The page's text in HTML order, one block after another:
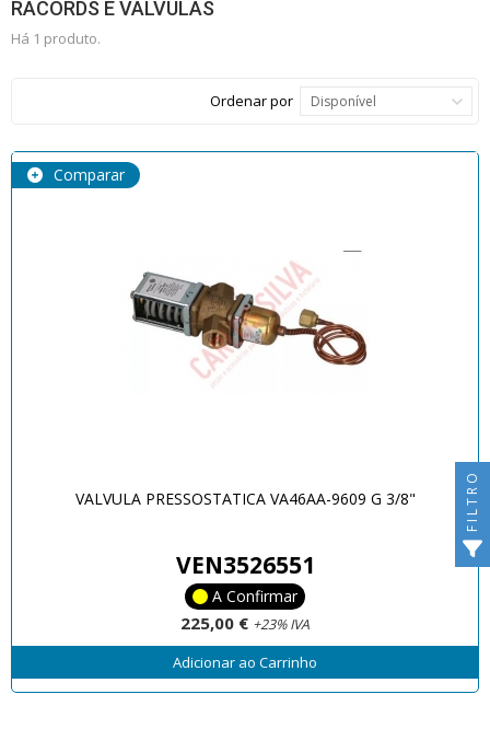
RACORDS E VÁLVULAS
Há 1 produto.
Ordenar por Disponível
Comparar
VALVULA PRESSOSTATICA VA46AA-9609 G 3/8"
VEN3526551
A Confirmar
225,00 € +23% IVA
Adicionar ao Carrinho
FILTRO